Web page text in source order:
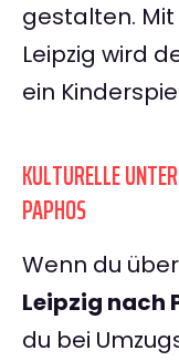
gestalten. Mit
Leipzig wird
ein
KULTURELLE
PAPHOS
Wenn du
Leipzig nach
du bei